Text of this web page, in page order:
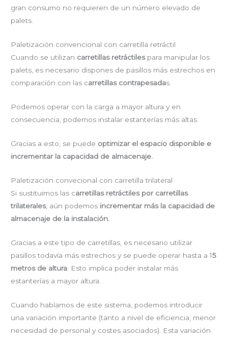
gran consumo no requieren de un número elevado de
palets.
Paletización convencional con carretilla retráctil
Cuando se utilizan carretillas retráctilespara manipular los
palets, es necesario dispones de pasillos más estrechos en
comparación con las carretillas contrapesadas.
Podemos operar con la carga a mayor altura y en
consecuencia, podemos instalar estanterías más altas.
Gracias a esto, se puede optimizar el espacio disponible e
incrementar la capacidad de almacenaje.
Paletización convecional con carretilla trilateral
Si sustituimos las carretillas retráctiles por carretillas
trilaterales, aún podemos incrementar más la capacidad de
almacenaje de la instalación.
Gracias a este tipo de carretillas, es necesario utilizar
pasillos todavía más estrechos y se puede operar hasta a 15
metros de altura . Esto implica poder instalar más
estanterías a mayor altura.
Cuando hablamos de este sistema, podemos introducir
una variación importante (tanto a nivel de eficiencia, menor
necesidad de personal y costes asociados). Esta variación